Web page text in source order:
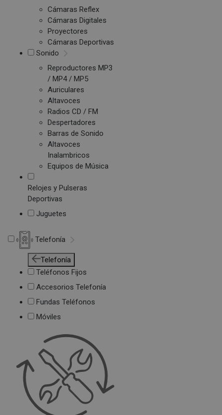
Cámaras Reflex
Cámaras Digitales
Proyectores
Cámaras Deportivas
Sonido
Reproductores MP3
/ MP4 / MP5
Auriculares
Altavoces
Radios CD / FM
Despertadores
Barras de Sonido
Altavoces
Inalambricos
Equipos de Música
Relojes y Pulseras
Deportivas
Juguetes
Telefonía
Telefonía
Teléfonos Fijos
Accesorios Telefonía
Fundas Teléfonos
Móviles